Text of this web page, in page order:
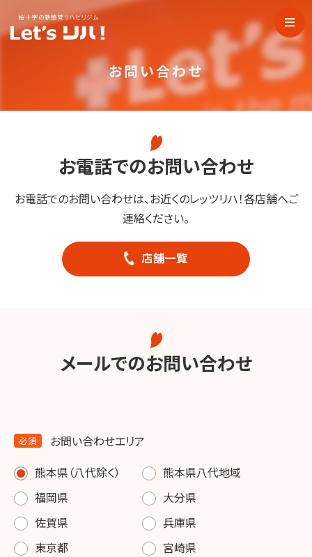
桜十字の新感覚リハビリジム
お問い合わせ
お電話でのお問い合わせ
お電話でのお問い合わせは、お近くのレッツリハ！各店舗へご
連絡ください。
店舗一覧
メールでのお問い合わせ
お問い合わせエリア
必須
熊本県（八代除く）
熊本県八代地域
福岡県
大分県
佐賀県
兵庫県
東京都
宮崎県